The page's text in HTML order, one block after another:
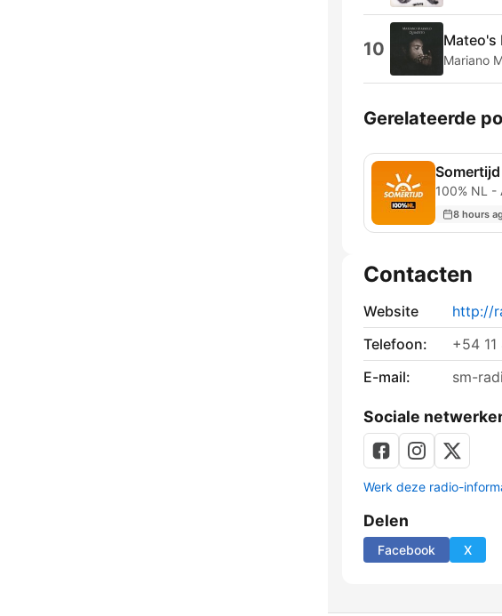
10 Mateo's
Mariano
Gerelateerde
100% NL -
8 hours
Contacten
Website
http://
Telefoon:
+54
E-mail:
sm-
Sociale
Werk deze radio-
Delen
Facebook X